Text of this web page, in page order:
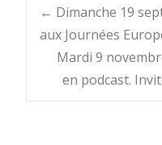
Post
← Dimanche 19
aux Journées
Mardi 9
en podcast.